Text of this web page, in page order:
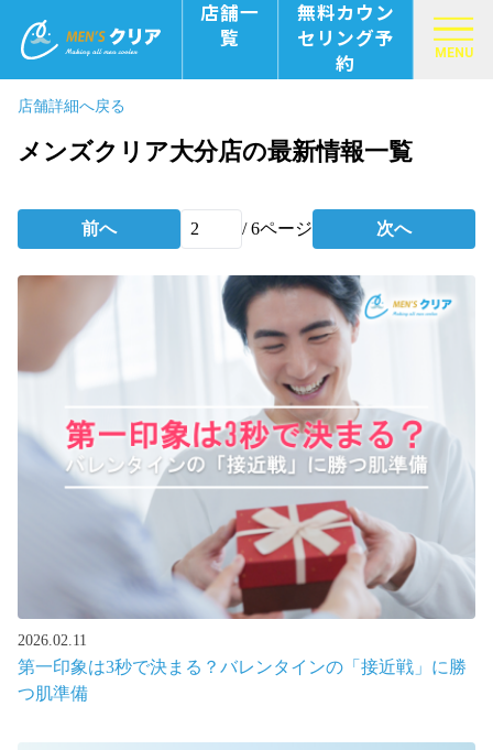
店舗一
覧
無料カウン
セリング予
約
MENU
店舗詳細へ戻る
メンズクリア大分店の最新情報一覧
前へ /6ページ 次へ
2026.02.11
第一印象は3秒で決まる？バレンタインの「接近戦」に勝
つ肌準備